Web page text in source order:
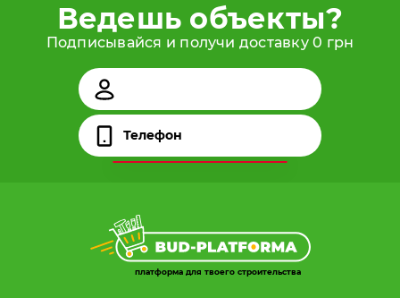
Ведешь объекты?
Подписывайся и получи доставку 0 грн
платформа для твоего строительства